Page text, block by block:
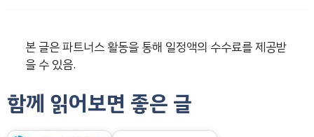
본 글은 파트너스 활동을 통해 일정액의 수수료를 제공받
을 수 있음.
함께 읽어보면 좋은 글